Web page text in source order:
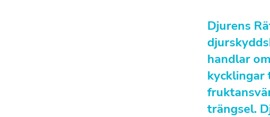
Djurens
handlar
kycklingar
trängsel.